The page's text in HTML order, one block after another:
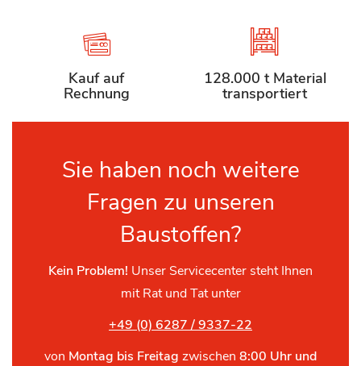
Kauf auf
Rechnung
128.000 t Material
transportiert
Sie haben noch weitere
Fragen zu unseren
Baustoffen?
Kein Problem! Unser Servicecenter steht Ihnen
mit Rat und Tat unter
+49 (0) 6287 / 9337-22
von Montag bis Freitag zwischen 8:00 Uhr und